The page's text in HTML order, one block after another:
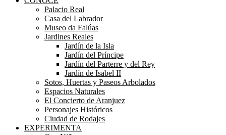
Palacio Real
Casa del Labrador
Museo da Falúas
Jardines Reales
Jardín de la Isla
Jardín del Príncipe
Jardín del Parterre y del Rey
Jardín de Isabel II
Sotos, Huertas y Paseos Arbolados
Espacios Naturales
El Concierto de Aranjuez
Personajes Históricos
Ciudad de Rodajes
EXPERIMENTA